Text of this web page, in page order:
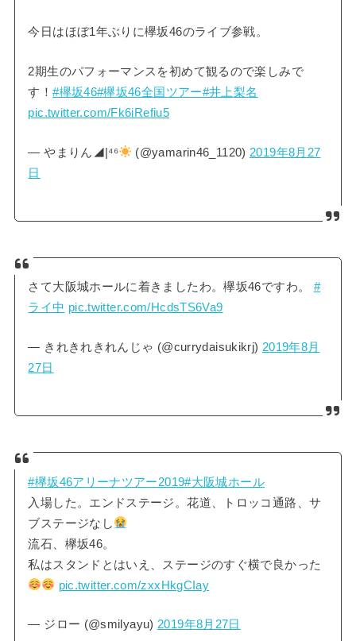
今日はほぼ1年ぶりに欅坂46のライブ参戦。
2期生のパフォーマンスを初めて観るので楽しみで
す！#欅坂46#欅坂46全国ツアー#井上梨名
pic.twitter.com/Fk6iRefiu5
— やまりん◢|⁴⁶ (@yamarin46_1120) 2019年8月27
日
さて大阪城ホールに着きましたわ。欅坂46ですわ。 #
ライ中 pic.twitter.com/HcdsTS6Va9
— きれきれきれんじゃ (@currydaisukikrj) 2019年8月
27日
#欅坂46アリーナツアー2019#大阪城ホール
入場した。エンドステージ。花道、トロッコ通路、サ
ブステージなし
流石、欅坂46。
私はスタンドとはいえ、ステージのすぐ横で良かった
pic.twitter.com/zxxHkgCIay
— ジロー (@smilyayu)2019年8月27日